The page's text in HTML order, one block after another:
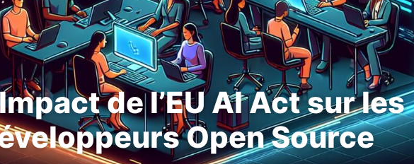
de l’EU AI Act sur les
Open Source